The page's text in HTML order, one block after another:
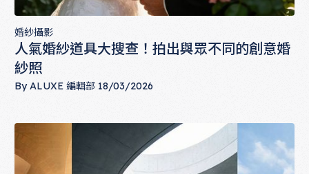
婚紗攝影
人氣婚紗道具大搜查！拍出與眾不同的創意婚
紗照
ByALUXE 編輯部 18/03/2026